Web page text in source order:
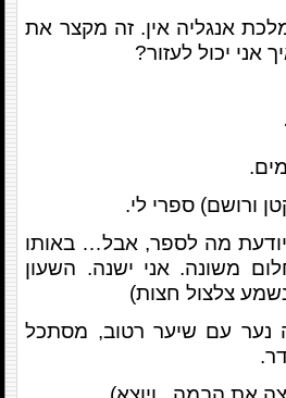
אנגליה אין. זה מקצר את
אני יכול לעזור?
ורושם) ספרי לי.
מה לספר, אבל… באותו
משונה. אני ישנה. השעון
צלצול חצות)
נער עם שיער רטוב, מסתכל